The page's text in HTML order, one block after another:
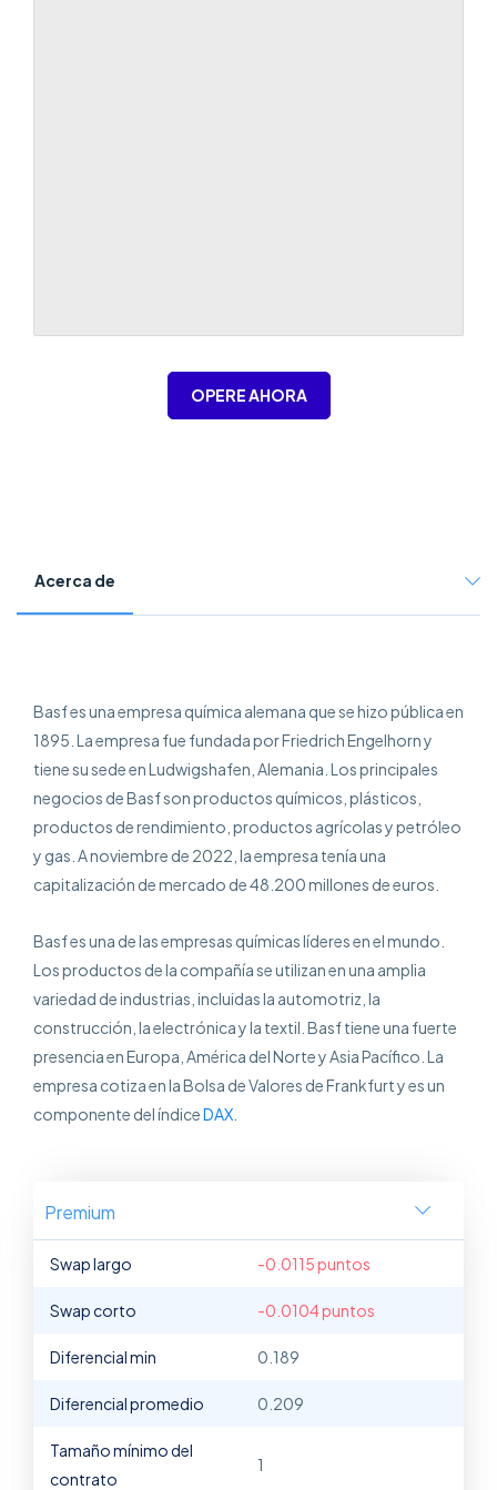
OPERE AHORA
Acerca de
Basf es una empresa química alemana que se hizo pública en
1895. La empresa fue fundada por Friedrich Engelhorn y
tiene su sede en Ludwigshafen, Alemania. Los principales
negocios de Basf son productos químicos, plásticos,
productos de rendimiento, productos agrícolas y petróleo
y gas. A noviembre de 2022, la empresa tenía una
capitalización de mercado de 48.200 millones de euros.
Basf es una de las empresas químicas líderes en el mundo.
Los productos de la compañía se utilizan en una amplia
variedad de industrias, incluidas la automotriz, la
construcción, la electrónica y la textil. Basf tiene una fuerte
presencia en Europa, América del Norte y Asia Pacífico. La
empresa cotiza en la Bolsa de Valores de Frankfurt y es un
componente del índiceDAX
Premium
Swap largo -0.0115 puntos
Swap corto -0.0104 puntos
Diferencial min 0.189
Diferencial promedio 0.209
Tamaño mínimo del
contrato
1